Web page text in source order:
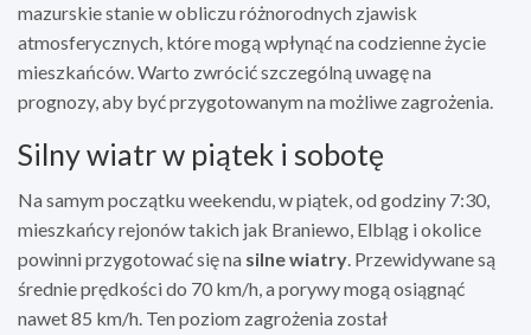
mazurskie stanie w obliczu różnorodnych zjawisk
atmosferycznych, które mogą wpłynąć na codzienne życie
mieszkańców. Warto zwrócić szczególną uwagę na
prognozy, aby być przygotowanym na możliwe zagrożenia.
Silny wiatr w piątek i sobotę
Na samym początku weekendu, w piątek, od godziny 7:30,
mieszkańcy rejonów takich jak Braniewo, Elbląg i okolice
powinni przygotować się na silne wiatry. Przewidywane są
średnie prędkości do 70 km/h, a porywy mogą osiągnąć
nawet 85 km/h. Ten poziom zagrożenia został